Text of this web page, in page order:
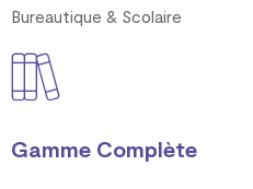
Bureautique & Scolaire
Gamme Complète